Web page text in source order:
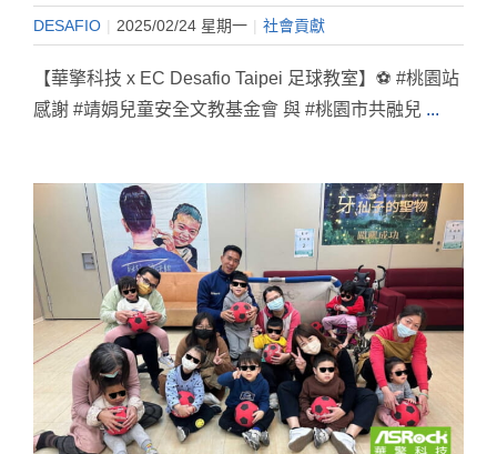
DESAFIO | 2025/02/24 星期一 | 社會貢獻
【華擎科技 x EC Desafio Taipei 足球教室】⚽️ #桃園站
感謝 #靖娟兒童安全文教基金會 與 #桃園市共融兒 ...